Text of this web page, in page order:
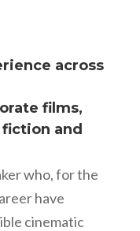
across
films,
and
who, for the
have
cinematic